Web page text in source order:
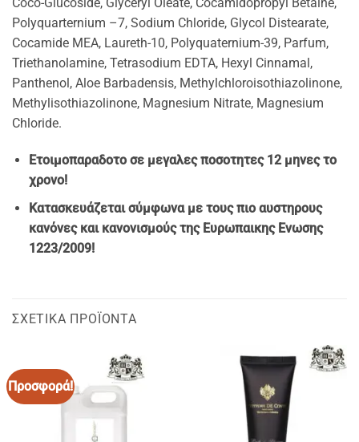
Polyquarternium –7, Sodium Chloride, Glycol Distearate,
Cocamide MEA, Laureth-10, Polyquaternium-39, Parfum,
Triethanolamine, Tetrasodium EDTA, Hexyl Cinnamal,
Panthenol, Aloe Barbadensis, Methylchloroisothiazolinone,
Methylisothiazolinone, Magnesium Nitrate, Magnesium
Chloride.
Ετοιμοπαραδοτο σε μεγαλες ποσοτητες 12 μηνες το
χρονο!
Κατασκευάζεται σύμφωνα με τους πιο αυστηρους
κανόνες και κανονισμούς της Ευρωπαικης Ενωσης
1223/2009!
ΣΧΕΤΙΚΆ ΠΡΟΪΌΝΤΑ
Προσφορά!